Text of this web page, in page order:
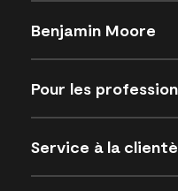
Benjamin Moore
Pour les
Service à la